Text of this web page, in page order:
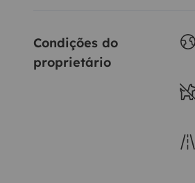
Condições do
proprietário